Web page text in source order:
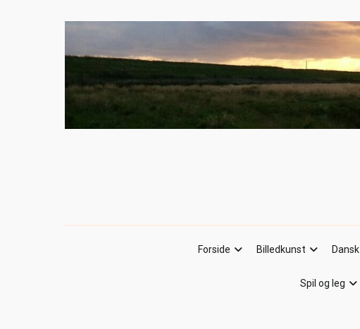
Forside Billedkunst Dansk
Spil og leg